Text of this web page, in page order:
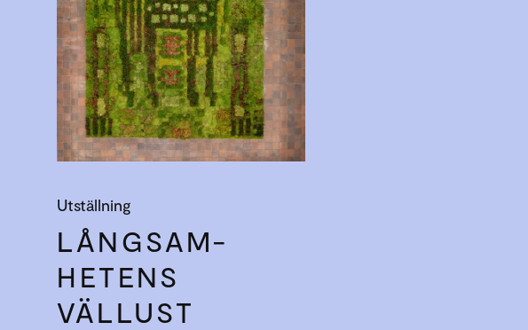
Utställning
LÅNGSAM­
HETENS
VÄLLUST